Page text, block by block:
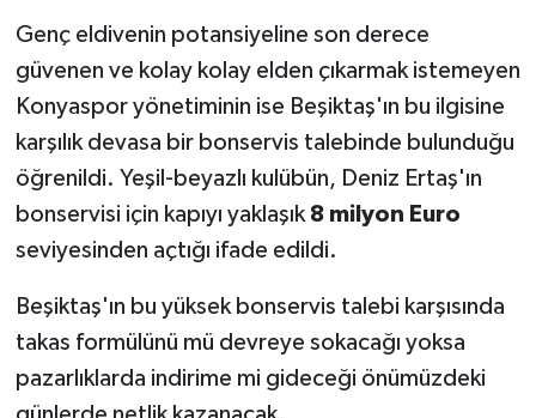
Genç eldivenin potansiyeline son derece
güvenen ve kolay kolay elden çıkarmak istemeyen
Konyaspor yönetiminin ise Beşiktaş'ın bu ilgisine
karşılık devasa bir bonservis talebinde bulunduğu
öğrenildi. Yeşil-beyazlı kulübün, Deniz Ertaş'ın
bonservisi için kapıyı yaklaşık 8 milyon Euro
seviyesinden açtığı ifade edildi.
Beşiktaş'ın bu yüksek bonservis talebi karşısında
takas formülünü mü devreye sokacağı yoksa
pazarlıklarda indirime mi gideceği önümüzdeki
SİYASET
Sındırgı
SPOR
SÜRMANŞET
Susurluk
TARİHTE BUGÜN